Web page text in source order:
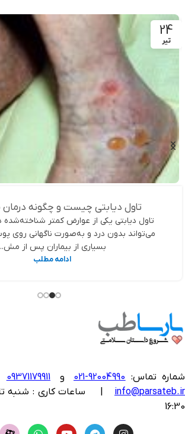
24
تیر
تاول دیابتی چیست و چگونه
تاول دیابتی یکی از عوارض کمتر
می‌تواند بدون درد و به‌صورت ناگهانی روی
بسیاری از بیماران پس از
ادامه مطلب
شماره تماس: 92004990-021 و 09371179911
info@parsateb.ir
16:30